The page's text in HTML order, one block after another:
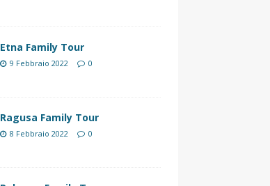
Etna Family Tour
9 Febbraio 2022 0
Ragusa Family Tour
8 Febbraio 2022 0